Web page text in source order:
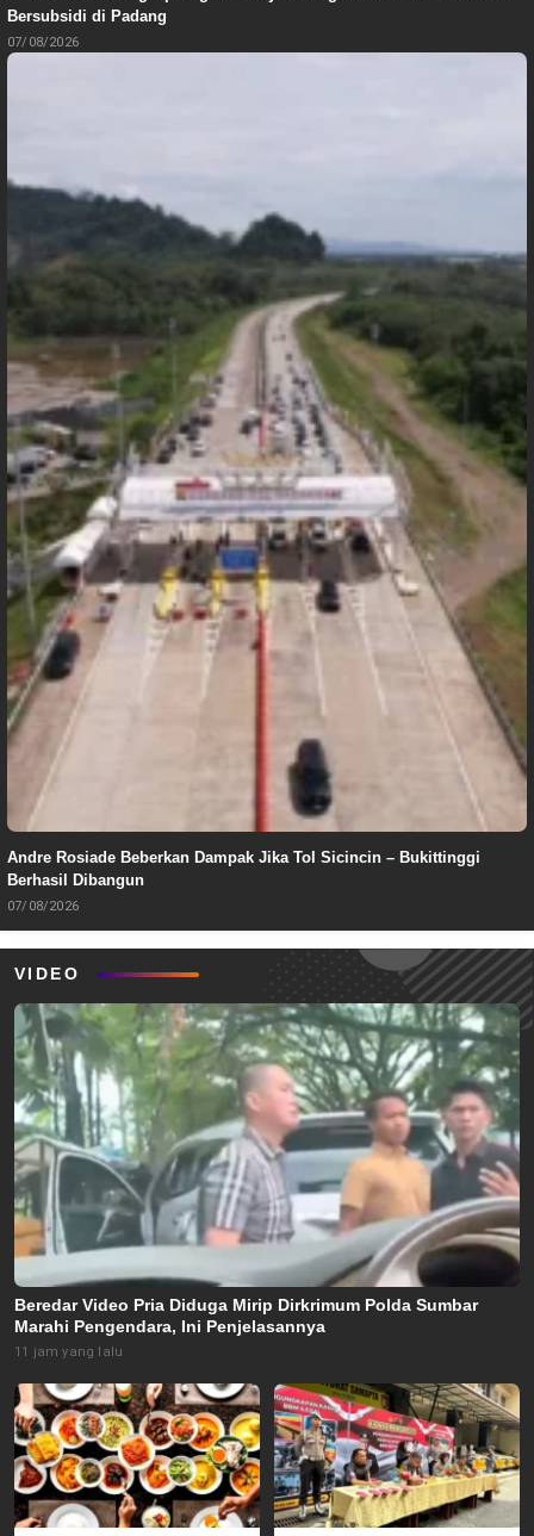
Bersubsidi di Padang
07/08/2026
Andre Rosiade Beberkan Dampak Jika Tol Sicincin – Bukittinggi
Berhasil Dibangun
07/08/2026
VIDEO
Beredar Video Pria Diduga Mirip Dirkrimum Polda Sumbar
Marahi Pengendara, Ini Penjelasannya
11 jam yang lalu